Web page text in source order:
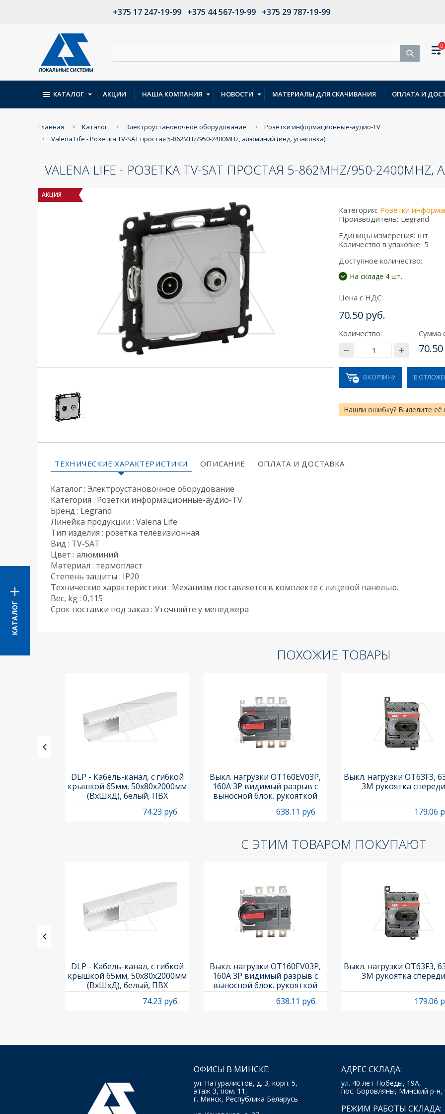
+375 17 247-19-99 +375 44 567-19-99 +375 29 787-19-99
0
КАТАЛОГ
КАТАЛОГ АКЦИИ НАША КОМПАНИЯ НОВОСТИ МАТЕРИАЛЫ ДЛЯ СКАЧИВАНИЯ ОПЛАТА И
Главная Каталог Электроустановочное оборудование
Розетки информационные-аудио-TV
Valena Life - Розетка TV-SAT простая 5-862MHz/950-2400MHz, алюминий (инд. упаковка)
VALENA LIFE - РОЗЕТКА TV-SAT ПРОСТАЯ 5-862MHZ/950-
АКЦИЯ
Категория: Розетки
Производитель: Legrand
Единицы измерения: шт
Количество в упаковке: 5
Доступное количество:
На складе 4 шт.
Цена с НДС:
70.50 руб.
Количество: Сумма
В КОРЗИНУ В
Нашли ошибку? Выделите её
ТЕХНИЧЕСКИЕ ХАРАКТЕРИСТИКИ ОПИСАНИЕ ОПЛАТА И ДОСТАВКА
Каталог : Электроустановочное оборудование
Категория : Розетки информационные-аудио-TV
Бренд : Legrand
Линейка продукции : Valena Life
Тип изделия : розетка телевизионная
Вид : TV-SAT
Цвет : алюминий
Материал : термопласт
Степень защиты : IP20
Технические характеристики : Механизм поставляется в комплекте с лицевой панелью.
Вес, kg : 0,115
Срок поставки под заказ : Уточняйте у менеджера
ПОХОЖИЕ ТОВАРЫ
DLP - Кабель-канал, с гибкой
крышкой 65мм, 50x80х2000мм
(ВхШхД), белый, ПВХ
74.23 руб.
Выкл. нагрузки OT160EV03P,
160A 3P видимый разрыв с
выносной блок. рукояткой
OHB65J6 и осью OXP6X210
638.11 руб.
Выкл. нагрузки OT63F3,
3M рукоятка спереди
179.06
С ЭТИМ ТОВАРОМ ПОКУПАЮТ
DLP - Кабель-канал, с гибкой
крышкой 65мм, 50x80х2000мм
(ВхШхД), белый, ПВХ
74.23 руб.
Выкл. нагрузки OT160EV03P,
160A 3P видимый разрыв с
выносной блок. рукояткой
OHB65J6 и осью OXP6X210
638.11 руб.
Выкл. нагрузки OT63F3,
3M рукоятка спереди
179.06
ОФИСЫ В МИНСКЕ:
ул. Натуралистов, д. 3, корп. 5,
этаж 3, пом. 11,
г. Минск, Республика Беларусь
АДРЕС СКЛАДА:
ул. 40 лет Победы, 19А,
пос. Боровляны, Минский р-н,
РЕЖИМ РАБОТЫ СКЛАДА: